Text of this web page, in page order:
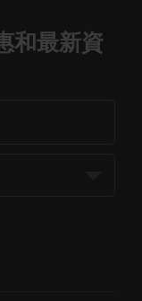
和最新資